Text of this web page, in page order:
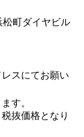
町ダイヤビル
スにてお願い
す。
抜価格となり